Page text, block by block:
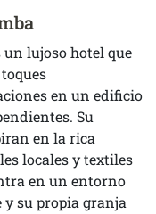
lujoso hotel que
en un edificio
Su
en la rica
locales y textiles
en un entorno
su propia granja